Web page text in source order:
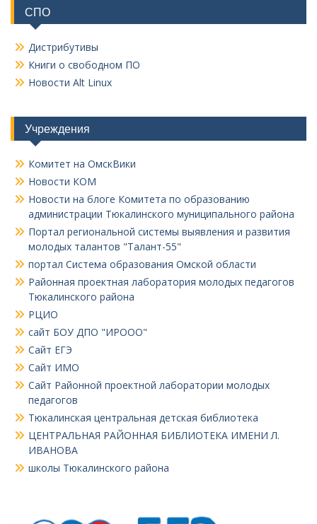
СПО
Дистрибутивы
Книги о свободном ПО
Новости Alt Linux
Учреждения
Комитет на ОмскВики
Новости КОМ
Новости на блоге Комитета по образованию
администрации Тюкалинского муниципального района
Портал региональной системы выявления и развития
молодых талантов "Талант-55"
портал Система образования Омской области
Районная проектная лаборатория молодых педагогов
Тюкалинского района
РЦИО
сайт БОУ ДПО "ИРООО"
Сайт ЕГЭ
Сайт ИМО
Сайт Районной проектной лаборатории молодых
педагогов
Тюкалинская центральная детская библиотека
ЦЕНТРАЛЬНАЯ РАЙОННАЯ БИБЛИОТЕКА ИМЕНИ Л.
ИВАНОВА
школы Тюкалинского района